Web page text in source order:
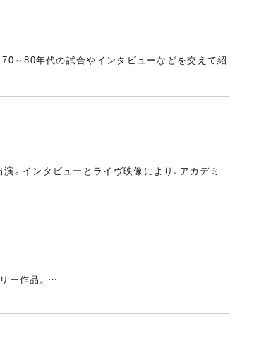
～80年代の試合やインタビューなどを交えて紹
。インタビューとライヴ映像により、アカデミ
ー作品。…